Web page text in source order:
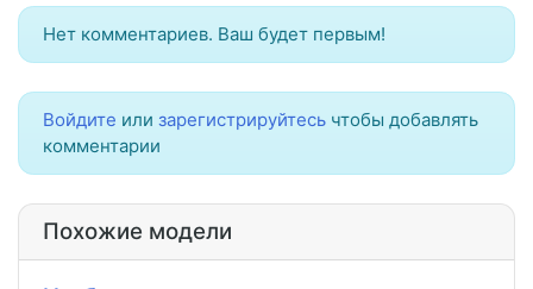
Нет комментариев. Ваш будет первым!
Войдите или зарегистрируйтесь чтобы добавлять
комментарии
Похожие модели